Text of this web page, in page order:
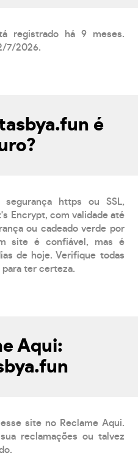
registrado há 9 meses.
7/2026.
é
https ou SSL,
Encrypt, com validade até
ou cadeado verde por
site é confiável, mas é
de hoje. Verifique todas
ter certeza.
Aqui:
site no Reclame Aqui.
reclamações ou talvez